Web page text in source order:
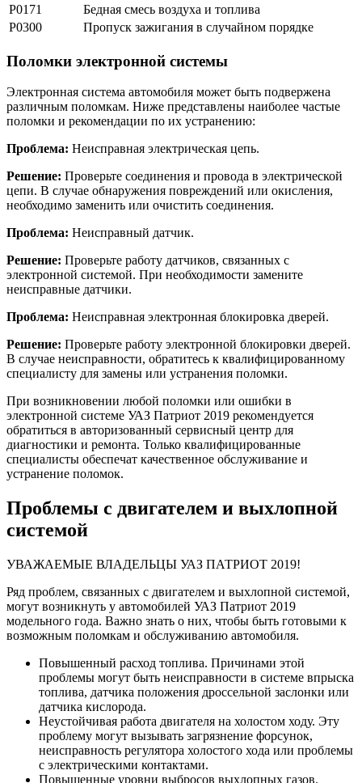
P0171
Бедная смесь воздуха и топлива
P0300
Пропуск зажигания в случайном порядке
Поломки электронной системы
Электронная система автомобиля может быть подвержена
различным поломкам. Ниже представлены наиболее частые
поломки и рекомендации по их устранению:
Проблема: Неисправная электрическая цепь.
Решение: Проверьте соединения и провода в электрической
цепи. В случае обнаружения повреждений или окисления,
необходимо заменить или очистить соединения.
Проблема: Неисправный датчик.
Решение: Проверьте работу датчиков, связанных с
электронной системой. При необходимости замените
неисправные датчики.
Проблема: Неисправная электронная блокировка дверей.
Решение: Проверьте работу электронной блокировки дверей.
В случае неисправности, обратитесь к квалифицированному
специалисту для замены или устранения поломки.
При возникновении любой поломки или ошибки в
электронной системе УАЗ Патриот 2019 рекомендуется
обратиться в авторизованный сервисный центр для
диагностики и ремонта. Только квалифицированные
специалисты обеспечат качественное обслуживание и
устранение поломок.
Проблемы с двигателем и выхлопной
системой
УВАЖАЕМЫЕ ВЛАДЕЛЬЦЫ УАЗ ПАТРИОТ 2019!
Ряд проблем, связанных с двигателем и выхлопной системой,
могут возникнуть у автомобилей УАЗ Патриот 2019
модельного года. Важно знать о них, чтобы быть готовыми к
возможным поломкам и обслуживанию автомобиля.
Повышенный расход топлива. Причинами этой
проблемы могут быть неисправности в системе впрыска
топлива, датчика положения дроссельной заслонки или
датчика кислорода.
Неустойчивая работа двигателя на холостом ходу. Эту
проблему могут вызывать загрязнение форсунок,
неисправность регулятора холостого хода или проблемы
с электрическими контактами.
Повышенные уровни выбросов выхлопных газов.